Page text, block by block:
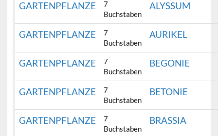
GARTENPFLANZE
7
Buchstaben
ALYSSUM
GARTENPFLANZE
7
Buchstaben
AURIKEL
GARTENPFLANZE
7
Buchstaben
BEGONIE
GARTENPFLANZE
7
Buchstaben
BETONIE
GARTENPFLANZE
7
Buchstaben
BRASSIA